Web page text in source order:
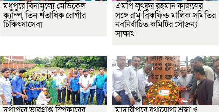
মধুপুরে বিনামূল্যে মেডিকেল
ক্যাম্প, তিন শতাধিক রোগীর
চিকিৎসাসেবা
এমপি লুৎফুর রহমান কাজলের
সঙ্গে রামু ব্রিকফিল্ড মালিক সমিতির
নবনির্বাচিত কমিটির সৌজন্য
সাক্ষাৎ